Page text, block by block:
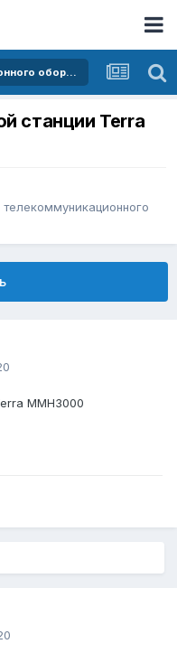
Покупка и продажа телекоммуникационного оборудования
станции Terra
MMH3000